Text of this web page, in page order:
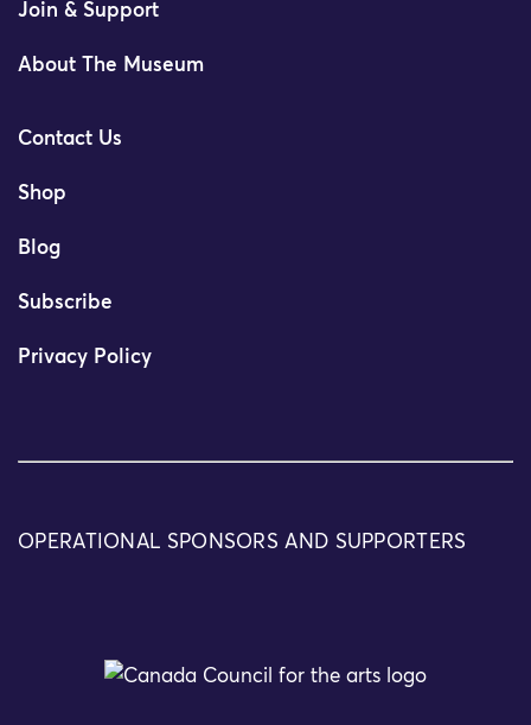
Join & Support
About The Museum
Contact Us
Shop
Blog
Subscribe
Privacy Policy
OPERATIONAL SPONSORS AND SUPPORTERS